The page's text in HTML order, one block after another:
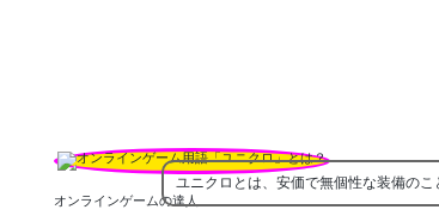
オンラインゲームの達人
ユニクロとは、安価で無個性な装備の